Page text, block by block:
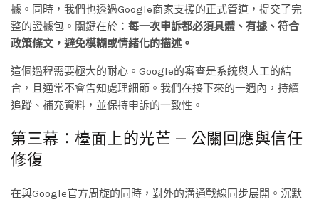
據。同時，我們也透過Google商家支援的正式管道，提交了完
整的證據包。關鍵在於： 每一次申訴都必須具體、有據、符合
政策條文，避免模糊或情緒化的描述。
這個過程需要極大的耐心。Google的審查是系統與人工的結
合，且通常不會告知處理細節。我們在接下來的一週內，持續
追蹤、補充資料，並保持申訴的一致性。
第三幕：檯面上的光芒 — 公關回應與信任
修復
在與Google官方周旋的同時，對外的溝通戰線同步展開。沉默